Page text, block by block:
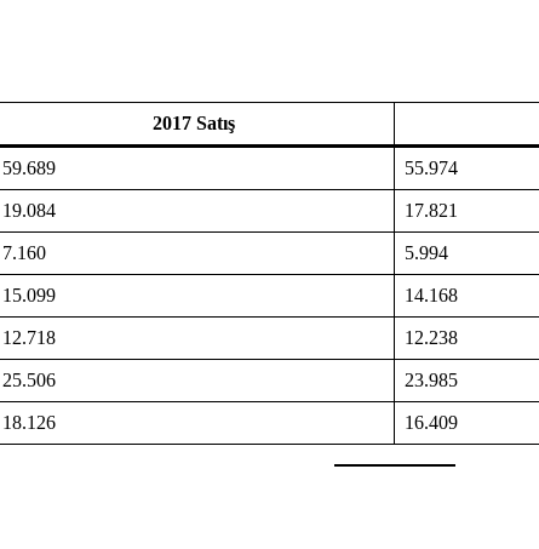
2017 Satış
59.689 55.974
19.084 17.821
7.160 5.994
15.099 14.168
12.718 12.238
25.506 23.985
18.126 16.409